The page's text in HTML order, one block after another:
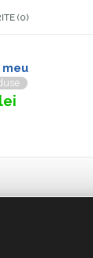
0
meu
lei